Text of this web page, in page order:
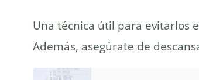
Una técnica útil para evitarlos
Además, asegúrate de